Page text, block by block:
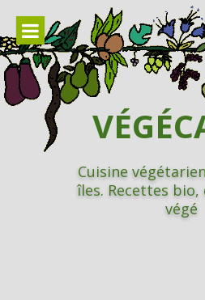
contenu
Cuisine
îles. Recettes
végé